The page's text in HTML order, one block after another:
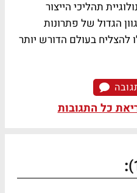
תהליכי הייצור
הגדול של פתרונות
להצליח בעולם הדורש יותר
כל התגובות
: